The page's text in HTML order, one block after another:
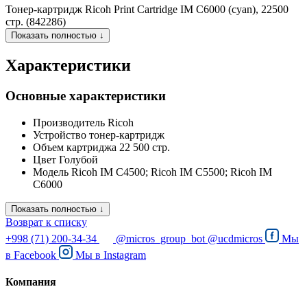
Тонер-картридж Ricoh Print Cartridge IM C6000 (cyan), 22500
стр. (842286)
Показать полностью ↓
Характеристики
Основные характеристики
Производитель Ricoh
Устройство тонер-картридж
Объем картриджа 22 500 стр.
Цвет Голубой
Модель Ricoh IM C4500; Ricoh IM C5500; Ricoh IM
C6000
Показать полностью ↓
Возврат к списку
+998 (71) 200-34-34
@micros_group_bot @ucdmicros
Мы
в Facebook Мы в Instagram
Компания